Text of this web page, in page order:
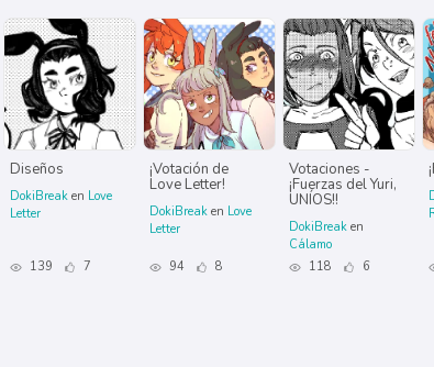
Diseños
DokiBreak en Love
Letter
139 7
¡Votación de
Love Letter!
DokiBreak en Love
Letter
94 8
Votaciones -
¡Fuerzas del Yuri,
UNÍOS!!
DokiBreak en
Cálamo
118
6